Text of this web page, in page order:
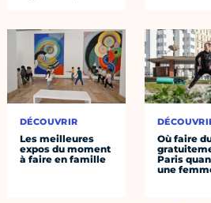
DÉCOUVRIR
Les meilleures
expos du moment
à faire en famille
Où faire
Paris
une